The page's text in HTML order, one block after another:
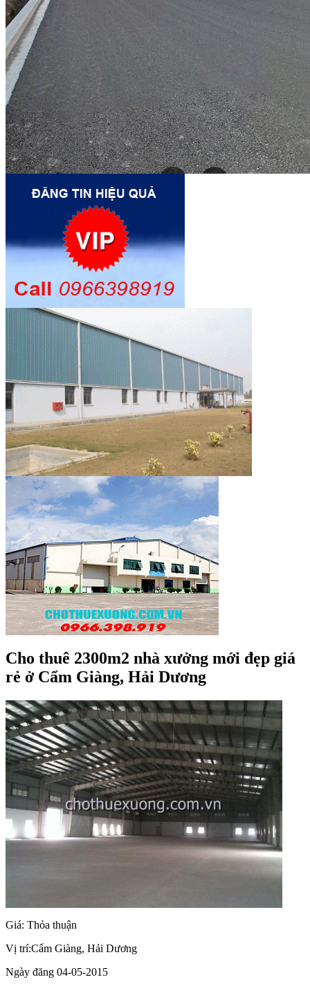
Cho thuê 2300m2 nhà xưởng mới đẹp giá
rẻ ở Cẩm Giàng, Hải Dương
Giá: Thỏa thuận
Vị trí:Cẩm Giàng, Hải Dương
Ngày đăng 04-05-2015